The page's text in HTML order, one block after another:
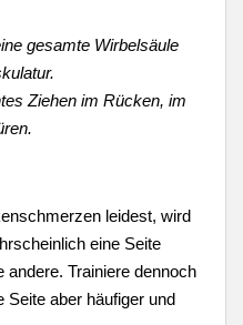
gesamte Wirbelsäule
Ziehen im Rücken, im
leidest, wird
eine Seite
Trainiere dennoch
Seite aber häufiger und